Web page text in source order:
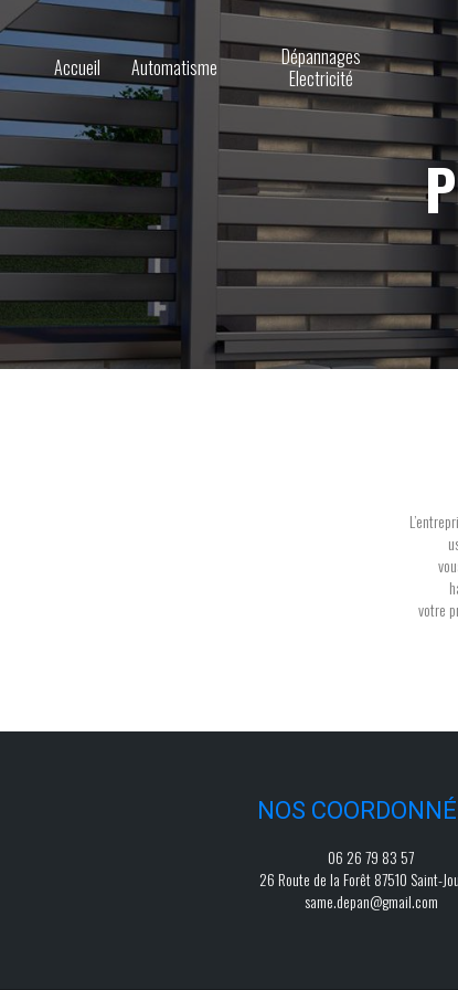
Accueil Automatisme
Dépannages
Electricité
votre
NOS
06 26 79 83 57
26 Route de la Forêt 87510 Saint-
same.depan@gmail.com